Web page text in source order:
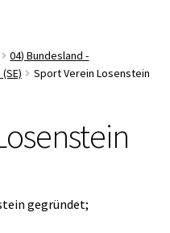
04) Bundesland -
Sport Verein Losenstein
gegründet;